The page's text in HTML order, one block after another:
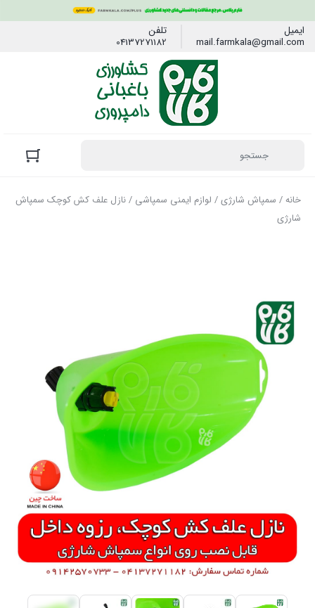
ایمیل
mail.farmkala@gmail.com
تلفن
04137271182
خانه/ سمپاش شارژی/ لوازم ایمنی سمپاشی / نازل علف کش کوچک سمپاش
شارژی